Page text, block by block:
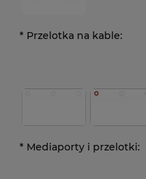
* Przelotka na kable:
* Mediaporty i przelotki: